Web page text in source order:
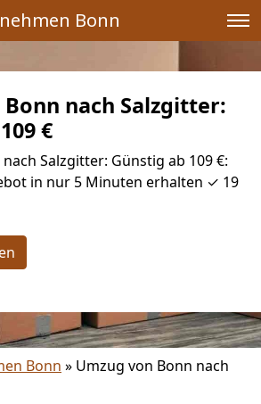
Bonn
nach Salzgitter:
€
Salzgitter: Günstig ab 109 €:
in nur 5 Minuten erhalten ✓ 19
Bonn » Umzug von Bonn nach